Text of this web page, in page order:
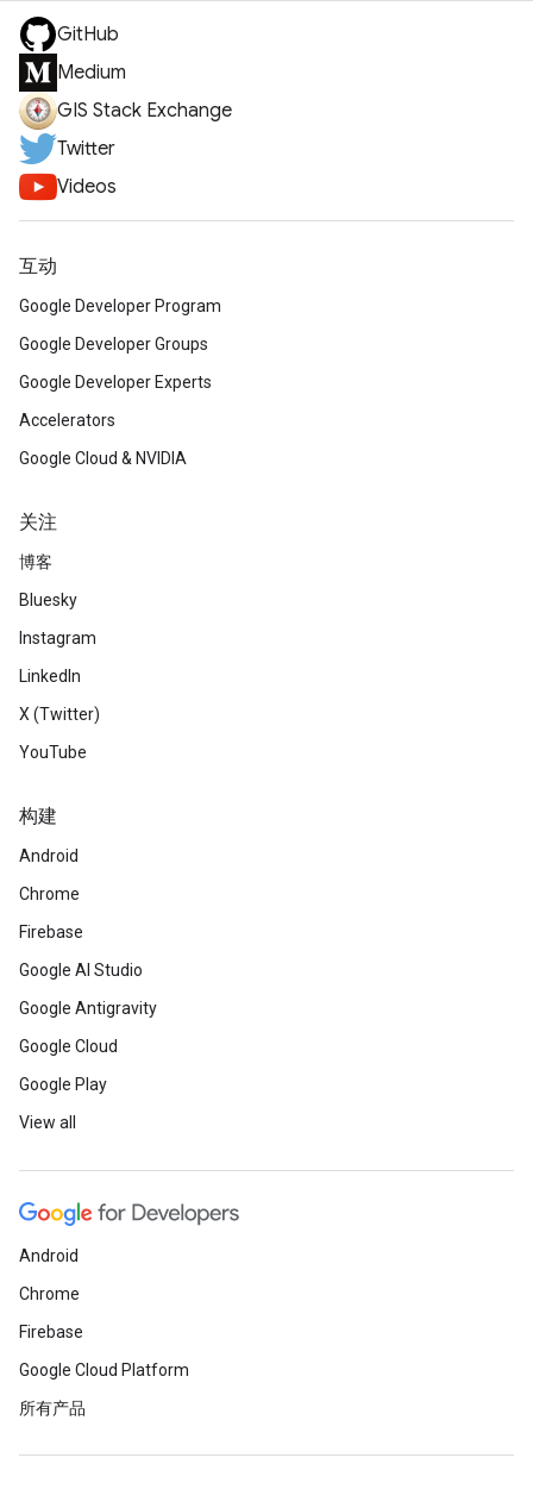
GitHub
Medium
GIS Stack Exchange
Twitter
Videos
互动
Google Developer Program
Google Developer Groups
Google Developer Experts
Accelerators
Google Cloud & NVIDIA
关注
博客
Bluesky
Instagram
LinkedIn
X (Twitter)
YouTube
构建
Android
Chrome
Firebase
Google AI Studio
Google Antigravity
Google Cloud
Google Play
View all
Android
Chrome
Firebase
Google Cloud Platform
所有产品